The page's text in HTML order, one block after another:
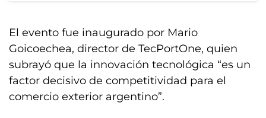
El evento fue inaugurado por Mario
Goicoechea, director de TecPortOne, quien
subrayó que la innovación tecnológica “es un
factor decisivo de competitividad para el
comercio exterior argentino”.